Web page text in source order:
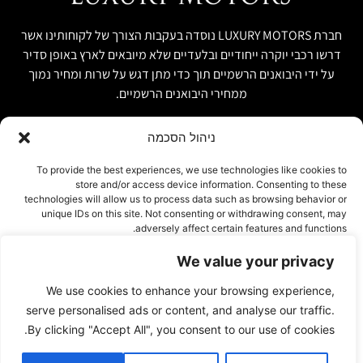
We value your privacy
We use cookies to enhance your browsing experience,
serve personalised ads or content, and analyse our traffic.
By clicking "Accept All", you consent to our use of cookies.
ניהול הסכמה
To provide the best experiences, we use technologies like cookies to
store and/or access device information. Consenting to these
technologies will allow us to process data such as browsing behavior or
unique IDs on this site. Not consenting or withdrawing consent, may
adversely affect certain features and functions.
דחייה
חברת LUXURY MOTORS נוסדה בעקבות הצורך של לקוחותינו אשר
דרשו רכבי יוקרה ייחודיים ובלעדיים שלא מיובאים לארץ באופן סדיר
על ידי היבואנים הרשמיים תוך כדי מתן דגש על שרות ומחיר נמוך
ממחירי היבואנים הרשמיים.
אודות
יבוא אישי ויבוא מקביל
טרייד אין ומשומשות
רכבים למכירה במלאי
צור קשר
עמוד פרטיות
074-7408590
office@luxury-motors.co.il